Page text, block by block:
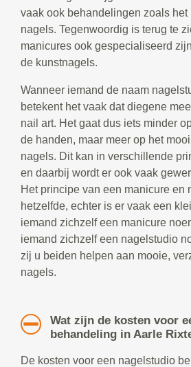
vaak ook behandelingen zoals het
nagels. Tegenwoordig is terug te
manicures ook gespecialiseerd
de kunstnagels.
Wanneer iemand de naam
betekent het vaak dat diegene
nail art. Het gaat dus iets minder
de handen, maar meer op het
nagels. Dit kan in verschillende
en daarbij wordt er ook vaak
Het principe van een manicure en
hetzelfde, echter is er vaak een
iemand zichzelf een manicure
iemand zichzelf een nagelstudio
zij u beiden helpen aan mooie,
nagels.
Wat zijn de kosten voor
behandeling in Aarle
De kosten voor een nagelstudio